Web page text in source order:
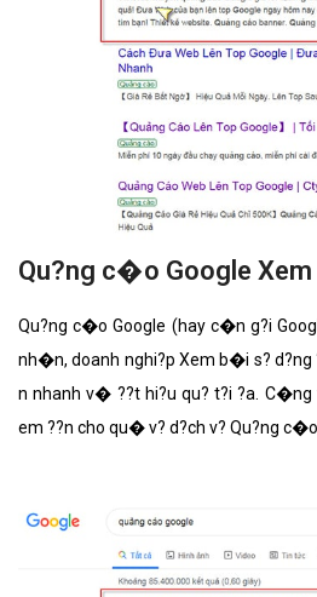
Qu?ng c�o Google
Qu?ng c�o Google (hay c�n g?i
nh�n, doanh nghi?p Xem b�i s? d?ng
n nhanh v� ??t hi?u qu? t?i ?a.
em ??n cho qu� v? d?ch v? Qu?ng